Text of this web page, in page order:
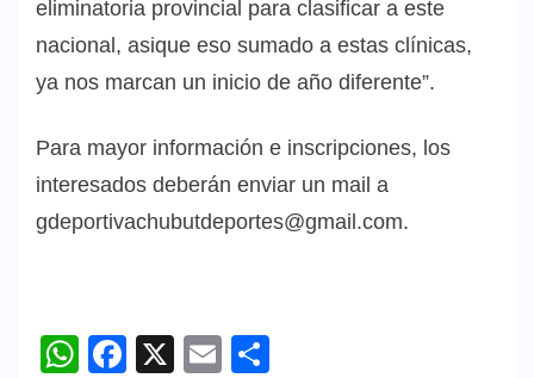
eliminatoria provincial para clasificar a este
nacional, asique eso sumado a estas clínicas,
ya nos marcan un inicio de año diferente”.
Para mayor información e inscripciones, los
interesados deberán enviar un mail a
gdeportivachubutdeportes@gmail.com.
WhatsApp
Facebook
X Email